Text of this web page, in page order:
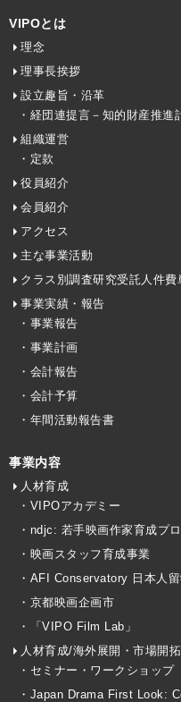
VIPOとは
理念
理事長挨拶
設立趣旨・沿革
・経団連提言－知的財産推進
組織運営
・定款
役員紹介
会員紹介
アクセス
主な事業活動
クラス別調査研究受託人件費
事業実績・報告
・事業報告
・事業計画
・会計報告
・会計予算
・年間活動報告書
事業内容
人材育成
・VIPOアカデミー
・ndjc: 若手映画作家育成プ
・映画スタッフ育成事業
・AFI Conservatory 日本人
・京都映画企画市
・「VIPO Film Lab」
人材育成/海外展開・市場開拓
・セミナー・ワークショップ
・Japan Drama First Look: